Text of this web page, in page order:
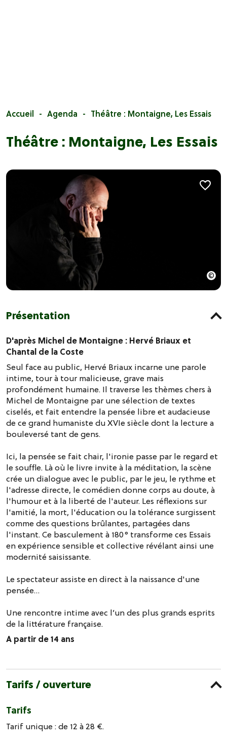
Accueil Agenda Théâtre : Montaigne, Les Essais
Théâtre : Montaigne, Les Essais
Présentation
D'après Michel de Montaigne : Hervé Briaux et
Chantal de la Coste
Seul face au public, Hervé Briaux incarne une parole
intime, tour à tour malicieuse, grave mais
profondément humaine. Il traverse les thèmes chers à
Michel de Montaigne par une sélection de textes
ciselés, et fait entendre la pensée libre et audacieuse
de ce grand humaniste du XVIe siècle dont la lecture a
bouleversé tant de gens.
Ici, la pensée se fait chair, l'ironie passe par le regard et
le souffle. Là où le livre invite à la méditation, la scène
crée un dialogue avec le public, par le jeu, le rythme et
l'adresse directe, le comédien donne corps au doute, à
l'humour et à la liberté de l'auteur. Les réflexions sur
l'amitié, la mort, l'éducation ou la tolérance surgissent
comme des questions brûlantes, partagées dans
l'instant. Ce basculement à 180° transforme ces Essais
en expérience sensible et collective révélant ainsi une
modernité saisissante.
Le spectateur assiste en direct à la naissance d'une
pensée…
Une rencontre intime avec l’un des plus grands esprits
de la littérature française.
A partir de 14 ans
Tarifs / ouverture
Tarifs
Tarif unique : de 12 à 28 €.